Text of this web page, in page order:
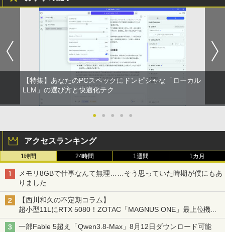
【★最大100%ポイント】【新生活応援・
2026】【Office 2019 H&B】NEC Versa
Pro/第4世代 Core i5/メモリ: 4GB/8GB/1
6GB/SSD:128GB/256GB/512GB/1TB/1
5.6型/USB 3.0/DVD/SDカードスロット/
Wi-Fi/Office/無線マウス/中古 パソコン/
中古PC ノートパソコン/Windows11
￥9,999
パソコン Windows XP 快適 Corei3 新品
バッテリー搭載 高速SSD128GB メモリ4
G 15.6インチ DVDドライブ 無線LAN 中
古PC ノートパソコン 安心保証
￥17,800
HP ProBook 450 G3 15.6インチ Core i5
メモリ16GB SSD 256GB Office付き We
bカメラ WiFi テンキー Windows11 中古
NiPoGi ミニpc Intel N5030 【2026新モ
デル・業界超ミニ】 最大3.1Hz mini pc
Windows11 Pro 12GB+256GB SSD (4T
B拡大可能) 4K 静音 高速熱放散 小型超軽
量ミニパソコン豊富なインターフェース
USB3.2/HDMI 2.0×2 高速2.4G/5GWi-Fi
BT4.2 省電力 小型パソコン
￥29,900
スクトップパソコン VETESA 22型液晶
第2世代Core i5 Windows11搭載 Office
付き メモリ8GB SSD256GB 初期設定済
み USB2.0 Wi-Fi無線LAN対応 キーボー
者向け 高性能PC 新品
￥39,900
【エントリーでポイント100％還元チャ
★PHILIPS / フィリップス 16:9 フルHD
VA ディスプレイ 液晶モニター 221S9A/1
1 [21.5インチ ブラック]【PCモニター・
液晶ディスプレイ】【送料無料】
￥10,120
チ 1920*1080 モバイルディスプレイ ポ
ータブルモニター IPS液晶パネル 非光沢
き USB Type-C ミニHDMI
￥10,385
品】 ニトリ
￥1,790
ゼンリン住宅地図 B4判 東京都 東京都港
区 発行年月202604 13103011I
￥25,740
杖と剣のウィストリア（16） 【電子書
￥594
3 歴史地理学事典 [ 歴史地理学会 ]
￥26,400
4
はじめての世界名作えほん あかいえほ
【特集】あなたのPCスペックにドンピシャな「ローカル
LLM」の選び方と快適化テク
● ● ● ● ●
アクセスランキング
1時間 24時間 1週間 1カ月
メモリ8GBで仕事なんて無理……そう思っていた時期が僕にもあ
りました
【西川和久の不定期コラム】
超小型11LにRTX 5080！ZOTAC「MAGNUS ONE」最上位機の
実力を探る
一部Fable 5超え「Qwen3.8-Max」8月12日ダウンロード可能